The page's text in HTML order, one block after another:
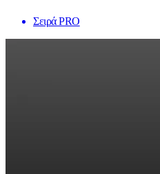
Σειρά PRO